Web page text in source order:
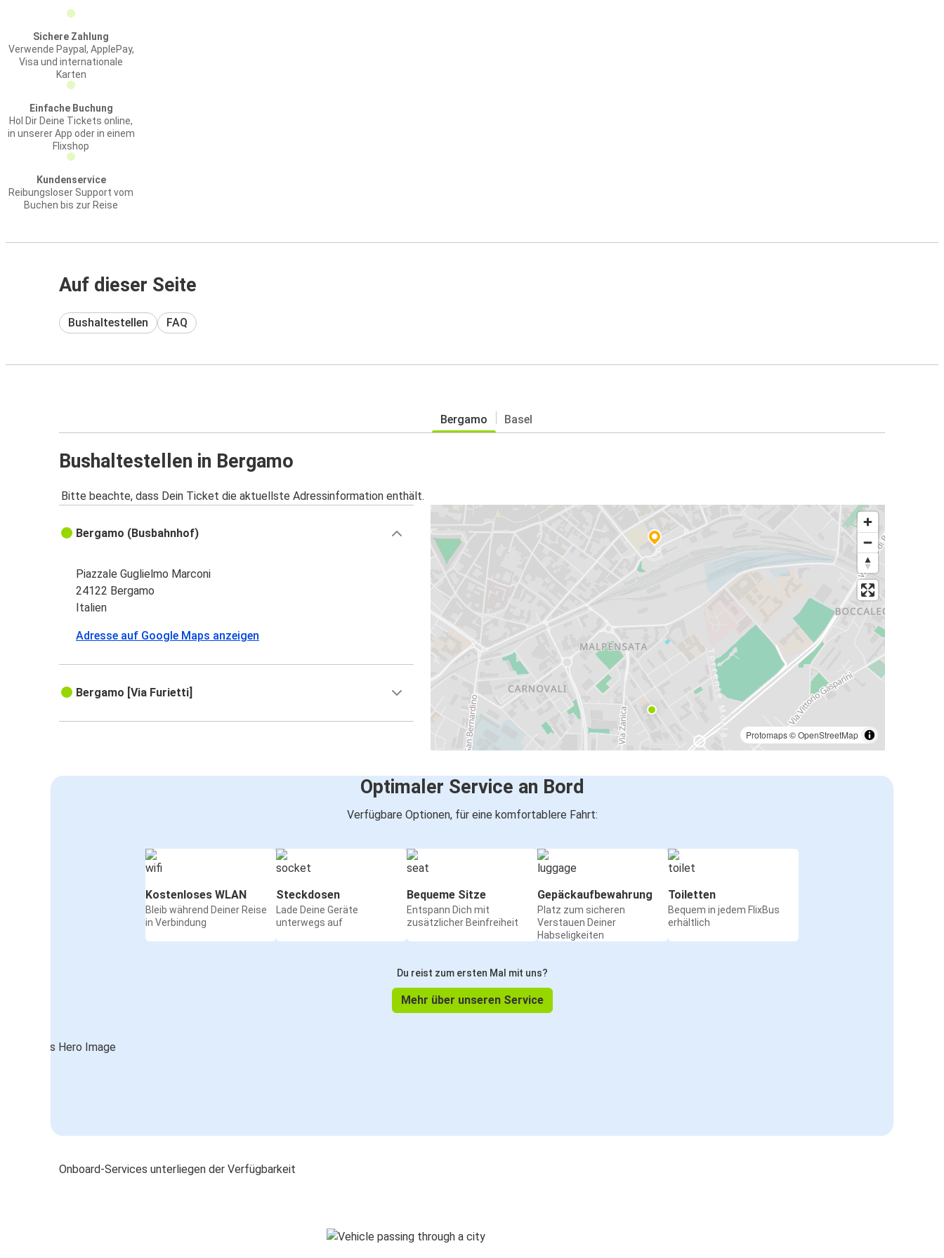
Sichere Zahlung
Verwende Paypal, ApplePay,
Visa und internationale
Karten
Einfache Buchung
Hol Dir Deine Tickets online,
in unserer App oder in einem
Flixshop
Kundenservice
Reibungsloser Support vom
Buchen bis zur Reise
Auf dieser Seite
Bushaltestellen FAQ
Bergamo Basel
Bushaltestellen in Bergamo
Bitte beachte, dass Dein Ticket die aktuellste Adressinformation enthält.
Protomaps©OpenStreetMap
Bergamo (Busbahnhof)
Piazzale Guglielmo Marconi
24122 Bergamo
Italien
Adresse auf Google Maps anzeigen
Bergamo [Via Furietti]
Optimaler Service an Bord
Verfügbare Optionen, für eine komfortablere Fahrt:
Kostenloses WLAN
Bleib während Deiner Reise
in Verbindung
Steckdosen
Lade Deine Geräte
unterwegs auf
Bequeme Sitze
Entspann Dich mit
zusätzlicher Beinfreiheit
Gepäckaufbewahrung
Platz zum sicheren
Verstauen Deiner
Habseligkeiten
Toiletten
Bequem in jedem FlixBus
erhältlich
Du reist zum ersten Mal mit uns?
Mehr über unseren Service
Onboard-Services unterliegen der Verfügbarkeit